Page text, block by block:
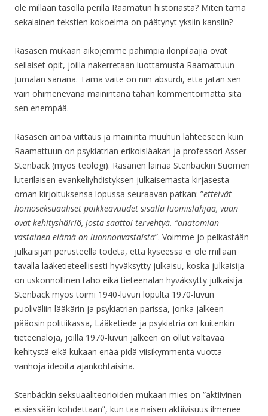
ole millään tasolla perillä Raamatun historiasta? Miten tämä
sekalainen tekstien kokoelma on päätynyt yksiin kansiin?
Räsäsen mukaan aikojemme pahimpia ilonpilaajia ovat
sellaiset opit, joilla nakerretaan luottamusta Raamattuun
Jumalan sanana. Tämä väite on niin absurdi, että jätän sen
vain ohimenevänä mainintana tähän kommentoimatta sitä
sen enempää.
Räsäsen ainoa viittaus ja maininta muuhun lähteeseen kuin
Raamattuun on psykiatrian erikoislääkäri ja professori Asser
Stenbäck (myös teologi). Räsänen lainaa Stenbackin Suomen
luterilaisen evankeliyhdistyksen julkaisemasta kirjasesta
oman kirjoituksensa lopussa seuraavan pätkän: ”etteivät
homoseksuaaliset poikkeavuudet sisällä luomislahjaa, vaan
ovat kehityshäiriö, josta saattoi tervehtyä. ”anatomian
vastainen elämä on luonnonvastaista”. Voimme jo pelkästään
julkaisijan perusteella todeta, että kyseessä ei ole millään
tavalla lääketieteellisesti hyväksytty julkaisu, koska julkaisija
on uskonnollinen taho eikä tieteenalan hyväksytty julkaisija.
Stenbäck myös toimi 1940-luvun lopulta 1970-luvun
puoliväliin lääkärin ja psykiatrian parissa, jonka jälkeen
pääosin politiikassa, Lääketiede ja psykiatria on kuitenkin
tieteenaloja, joilla 1970-luvun jälkeen on ollut valtavaa
kehitystä eikä kukaan enää pidä viisikymmentä vuotta
vanhoja ideoita ajankohtaisina.
Stenbäckin seksuaaliteorioiden mukaan mies on ”aktiivinen
etsiessään kohdettaan”, kun taa naisen aktiivisuus ilmenee